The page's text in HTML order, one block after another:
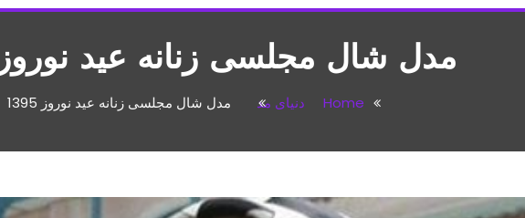
مدل شال مجلسی زنانه عید نوروز 1395
Home دنیای مد مدل شال مجلسی زنانه عید نوروز 1395